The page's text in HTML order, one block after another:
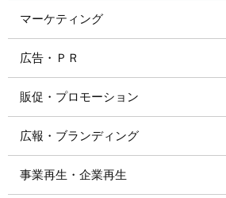
マーケティング
広告・ＰＲ
販促・プロモーション
広報・ブランディング
事業再生・企業再生